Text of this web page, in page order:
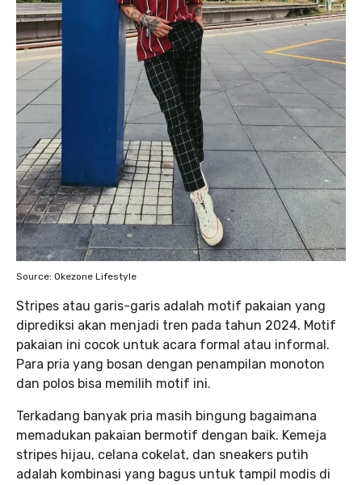
Source: Okezone Lifestyle
Stripes atau garis-garis adalah motif pakaian yang
diprediksi akan menjadi tren pada tahun 2024. Motif
pakaian ini cocok untuk acara formal atau informal.
Para pria yang bosan dengan penampilan monoton
dan polos bisa memilih motif ini.
Terkadang banyak pria masih bingung bagaimana
memadukan pakaian bermotif dengan baik. Kemeja
stripes hijau, celana cokelat, dan sneakers putih
adalah kombinasi yang bagus untuk tampil modis di